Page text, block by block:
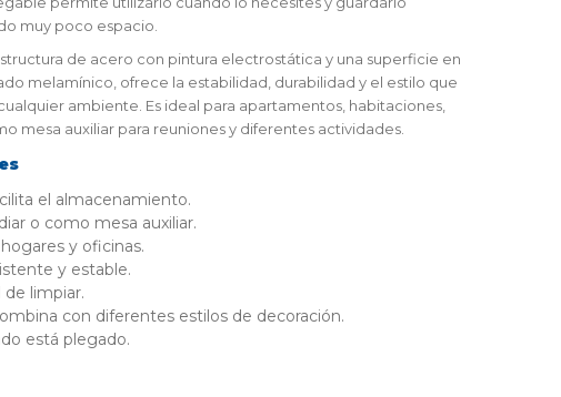
muy poco espacio.
de acero con pintura electrostática y una superficie en
melamínico, ofrece la estabilidad, durabilidad y el estilo que
ambiente. Es ideal para apartamentos, habitaciones,
mesa auxiliar para reuniones y diferentes actividades.
el almacenamiento.
o como mesa auxiliar.
y oficinas.
y estable.
limpiar.
con diferentes estilos de decoración.
está plegado.